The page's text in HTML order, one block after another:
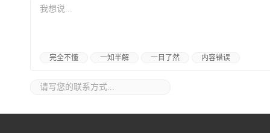
完全不懂 一知半解 一目了然 内容错误